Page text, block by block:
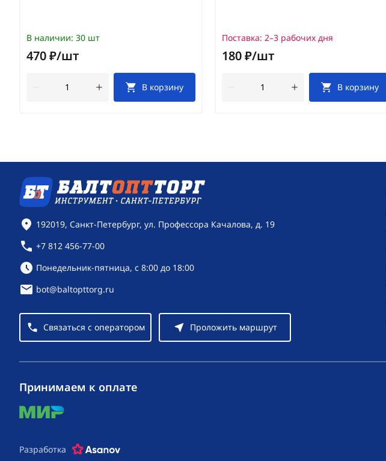
В наличии: 30 шт
470 ₽/шт
В корзину
Поставка: 2–3 рабочих дня
180 ₽/шт
В корзину
Контактная информация
192019, Санкт-Петербург, ул. Профессора Качалова, д. 19
+7 812 456-77-00
Режим работы:
Понедельник-пятница, с 8:00 до 18:00
bot@baltopttorg.ru
Связаться с оператором Проложить маршрут
Принимаем к оплате
mir
Разработка